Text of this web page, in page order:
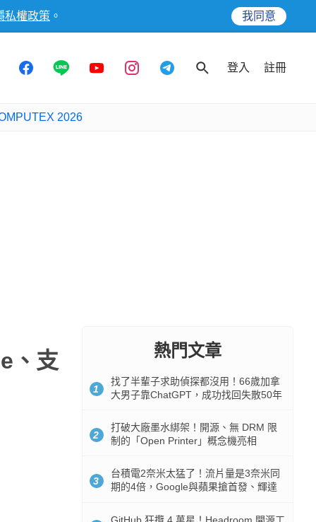
私權政策 。 我同意
登入 註冊
2026
、支
熱門文章
1
找了半輩子求助偵探都沒用！66歲加拿
大男子靠ChatGPT，成功找回失散50年
2
打破大廠墨水綁架！開源、無 DRM 限
制的「Open Printer」概念機亮相
3
台積電2奈米太猛了！流片量是3奈米同
期的4倍，Google與蘋果搶首發、輝達
GitHub 狂攬 4 萬星！Headroom 開源工